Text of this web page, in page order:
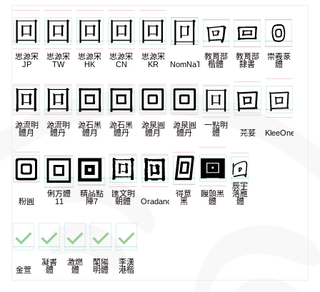
思源宋
JP
思源宋
TW
思源宋
HK
思源宋
CN
思源宋
KR
NomNaTong
教育部
楷體
教育部
隸書
崇羲篆
體
源流明
體月
源流明
體丹
源石黑
體月
源石黑
體丹
源泉圓
體月
源泉圓
體丹
一點明
體
芫荽 KleeOne
粉圓
俐方體
11
精品點
陣7
匯文明
朝體
Oradano
得意
黑
饅頭黑
體
辰宇
落雁
體
金萱
凝書
體
激燃
體
蘭陽
明體
李漢
港楷